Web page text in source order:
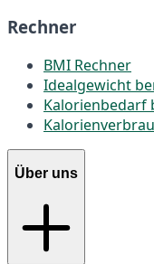
Rechner
BMI Rechner
Idealgewicht
Kalorienbedarf
Über uns